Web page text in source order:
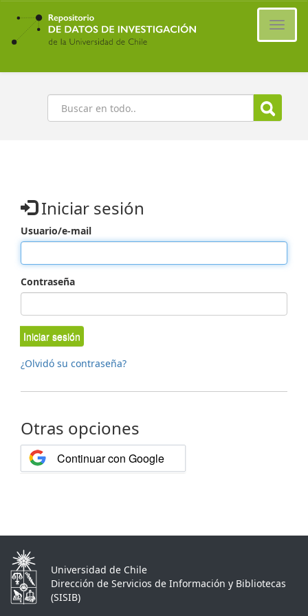
Ir
contenido
principal
Buscar
Iniciar sesión
Usuario/e-mail
Contraseña
Iniciar sesión
¿Olvidó su contraseña?
Otras opciones
Continuar con Google
Universidad de Chile
Dirección de Servicios de Información y Bibliotecas
(SISIB)